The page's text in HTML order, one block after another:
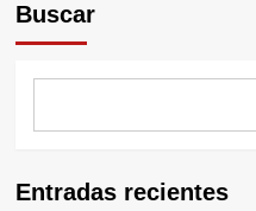
Buscar
Entradas recientes